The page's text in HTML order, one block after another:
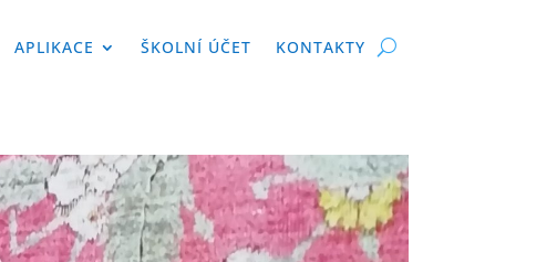
APLIKACE ŠKOLNÍ ÚČET KONTAKTY